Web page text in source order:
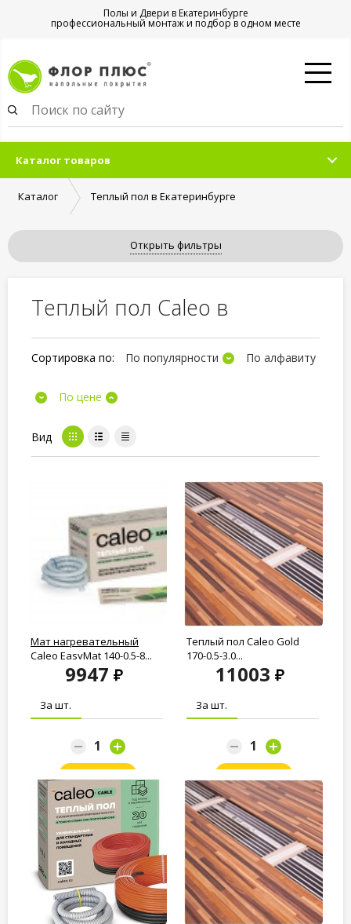
Полы и Двери в Екатеринбурге
профессиональный монтаж и подбор в одном месте
Каталог товаров
Каталог Теплый пол в Екатеринбурге
Открыть фильтры
Теплый пол Caleo в
Сортировка по: По популярности По алфавиту
По цене
Вид
Мат нагревательный
Caleo EasyMat 140-0,5-8...
9947
За шт.
Заказать
Теплый пол Caleo Gold
170-0.5-3.0...
11003
За шт.
Заказать